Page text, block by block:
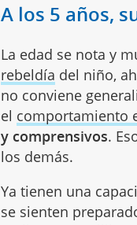
A los 5 años,
La edad se nota y
rebeldía del niño,
no conviene
el comportamiento
y comprensivos.
los demás.
Ya tienen una
se sienten